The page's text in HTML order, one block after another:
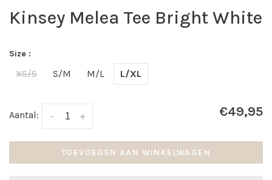
Kinsey Melea Tee Bright White
Size :
XS/S S/M M/L L/XL
Aantal: +
- €49,95
TOEVOEGEN AAN WINKELWAGEN